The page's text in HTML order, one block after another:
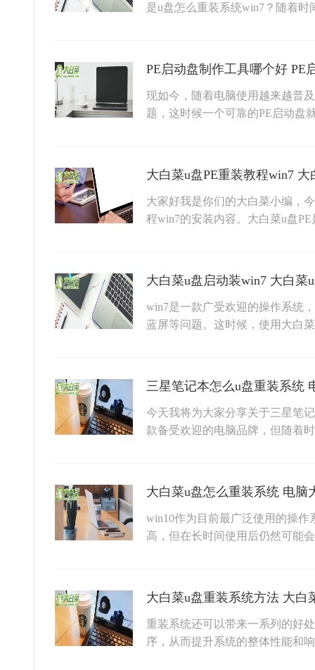
是u盘怎么重装系统win7？随着
PE启动盘制作工具哪个好 PE
现如今，随着电脑使用越来越普
题，这时候一个可靠的PE启动盘
大白菜u盘PE重装教程win7
大家好我是你们的大白菜小编，
程win7的安装内容。大白菜u盘
大白菜u盘启动装win7 大白菜
win7是一款广受欢迎的操作系统
蓝屏等问题。这时候，使用大白
三星笔记本怎么u盘重装系统
今天我将为大家分享关于三星笔
款备受欢迎的电脑品牌，但随着
大白菜u盘怎么重装系统 电脑
win10作为目前最广泛使用的操
高，但在长时间使用后仍然可能
重装系统还可以带来一系列的好
序，从而提升系统的整体性能和